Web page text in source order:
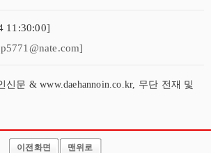
11:30:00]
문 & www.daehannoin.co.kr, 무단 전재 및
이전화면 맨위로